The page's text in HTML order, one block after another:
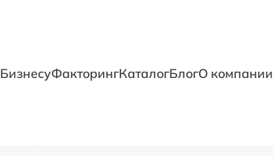
БизнесуФакторингКаталогБлогО компании